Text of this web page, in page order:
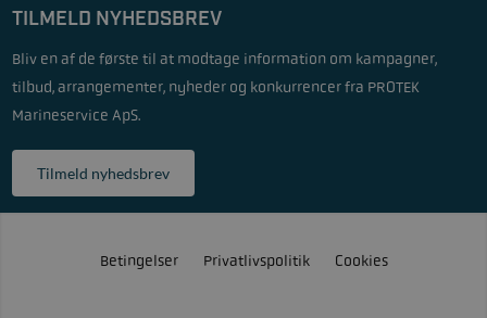
TILMELD NYHEDSBREV
Bliv en af de første til at modtage information om kampagner,
tilbud, arrangementer, nyheder og konkurrencer fra PROTEK
Marineservice ApS.
Tilmeld nyhedsbrev
Betingelser Privatlivspolitik Cookies